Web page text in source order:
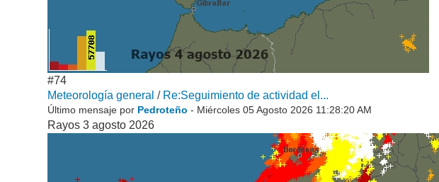
#74
Meteorología general / Re:Seguimiento de actividad el...
Último mensaje por Pedroteño - Miércoles 05 Agosto 2026 11:28:20 AM
Rayos 3 agosto 2026